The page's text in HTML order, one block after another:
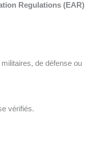
Regulations (EAR)
de défense ou
vérifiés.